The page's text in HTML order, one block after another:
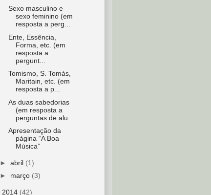
Sexo masculino e
sexo feminino (em
resposta a perg...
Ente, Essência,
Forma, etc. (em
resposta a
pergunt...
Tomismo, S. Tomás,
Maritain, etc. (em
resposta a p...
As duas sabedorias
(em resposta a
perguntas de alu...
Apresentação da
página “A Boa
Música”
► abril (1)
► março (3)
2014 (42)